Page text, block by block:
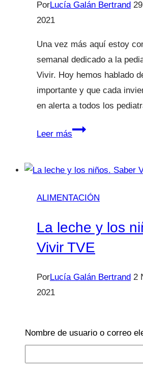
PorLucía Galán Bertrand
2021
Una vez más aquí estoy
semanal dedicado a la
Vivir. Hoy hemos hablado
importante y que cada
en alerta a todos los
Leer másYa
las
bronquiolitis
ALIMENTACIÓN
La leche y los
Vivir TVE
PorLucía Galán Bertrand 2
2021
verdad es que le he cogido
Dos horas de AVE
camino a Madrid donde
Nombre de usuario o correo